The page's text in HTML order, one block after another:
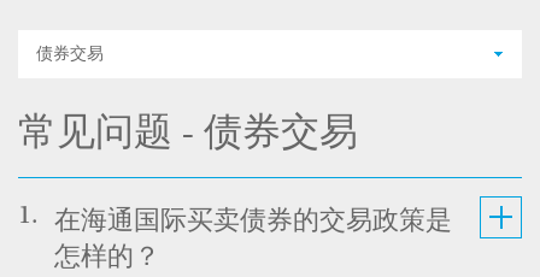
债券交易
常见问题 - 债券交易
1.
在海通国际买卖债券的交易政策是
怎样的？